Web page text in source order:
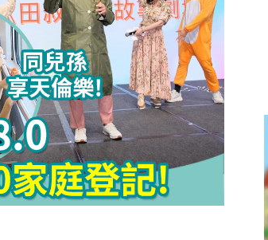
教材大王
& THE PRINCE
作家